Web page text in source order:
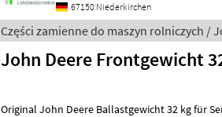
67150 Niederkirchen
Części zamienne do maszyn rolniczych /
John Deere Frontgewicht
Original John Deere Ballastgewicht 32 kg für